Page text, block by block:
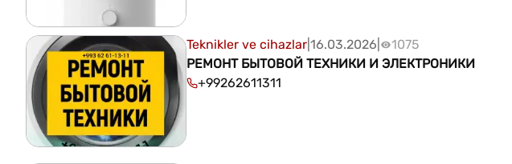
Teknikler ve cihazlar 16.03.2026
1075
РЕМОНТ БЫТОВОЙ ТЕХНИКИ И ЭЛЕКТРОНИКИ
+99262611311